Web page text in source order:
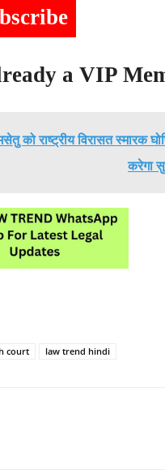
a VIP
को राष्ट्रीय विरासत स्मारक
करेगा
court law trend hindi